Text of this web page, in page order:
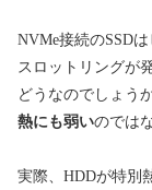
NVMe接続のSSD
スロットリングが
どうなのでしょうか
熱にも弱いのでは
実際、HDDが特別